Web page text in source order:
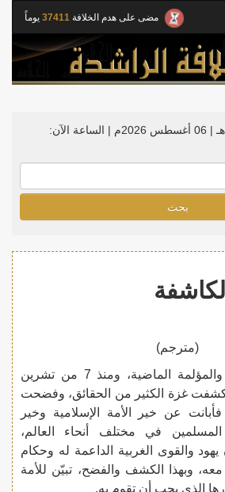
مضى على هدم الخلافة 37411 يوماً
الساعة الآن:
بحث
(مترجم)
في الأسابيع الطويلة والمؤلمة الماضية، ومنذ 7 من تشرين
أكتوبر 2023م، كشفت غزة الكثير من الحقائق، وفضحت
فأبانت عن خير الأمة الإسلامية وخير
في مختلف أنحاء العالم،
والقوى الغربية الداعمة له وحكام
معه، وبهذا الكشف والفضح، تبيّن للأمة
الذي يجب أن تقوم به.